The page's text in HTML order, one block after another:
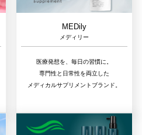
MEDily
メディリー
医療発想を、毎日の習慣に。
専門性と日常性を両立した
メディカルサプリメントブランド。